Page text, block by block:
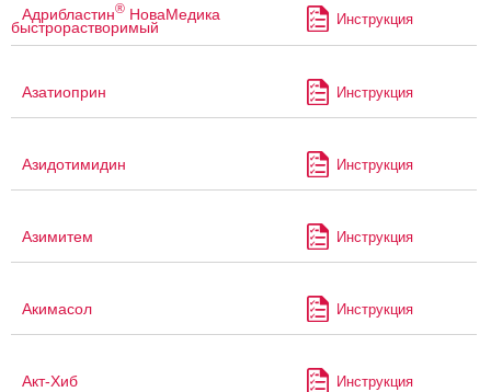
Адрибластин® НоваМедика
быстрорастворимый Инструкция
Азатиоприн Инструкция
Азидотимидин Инструкция
Азимитем Инструкция
Акимасол Инструкция
Акт-Хиб Инструкция